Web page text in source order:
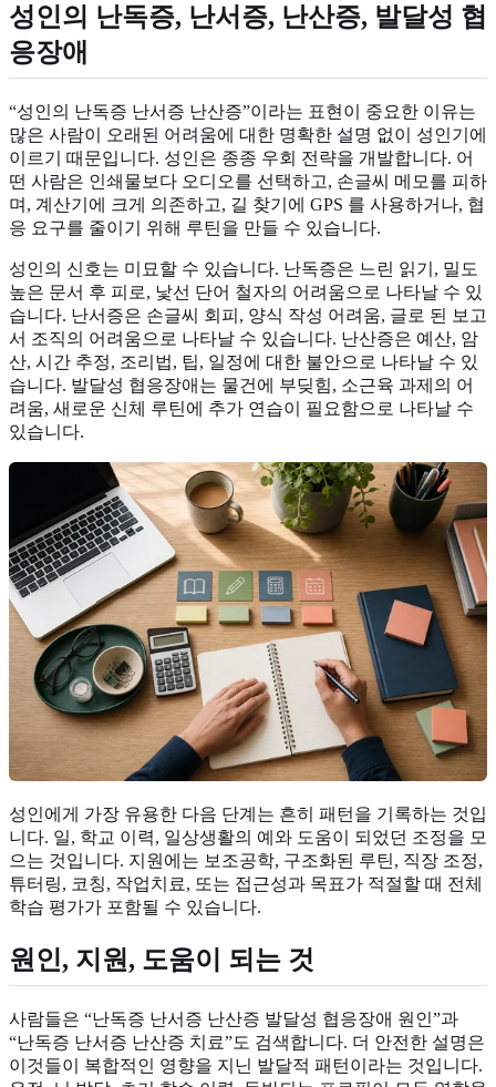
성인의 난독증, 난서증, 난산증, 발달성 협
응장애
“성인의 난독증 난서증 난산증”이라는 표현이 중요한 이유는
많은 사람이 오래된 어려움에 대한 명확한 설명 없이 성인기에
이르기 때문입니다. 성인은 종종 우회 전략을 개발합니다. 어
떤 사람은 인쇄물보다 오디오를 선택하고, 손글씨 메모를 피하
며, 계산기에 크게 의존하고, 길 찾기에 GPS 를 사용하거나, 협
응 요구를 줄이기 위해 루틴을 만들 수 있습니다.
성인의 신호는 미묘할 수 있습니다. 난독증은 느린 읽기, 밀도
높은 문서 후 피로, 낯선 단어 철자의 어려움으로 나타날 수 있
습니다. 난서증은 손글씨 회피, 양식 작성 어려움, 글로 된 보고
서 조직의 어려움으로 나타날 수 있습니다. 난산증은 예산, 암
산, 시간 추정, 조리법, 팁, 일정에 대한 불안으로 나타날 수 있
습니다. 발달성 협응장애는 물건에 부딪힘, 소근육 과제의 어
려움, 새로운 신체 루틴에 추가 연습이 필요함으로 나타날 수
있습니다.
성인에게 가장 유용한 다음 단계는 흔히 패턴을 기록하는 것입
니다. 일, 학교 이력, 일상생활의 예와 도움이 되었던 조정을 모
으는 것입니다. 지원에는 보조공학, 구조화된 루틴, 직장 조정,
튜터링, 코칭, 작업치료, 또는 접근성과 목표가 적절할 때 전체
학습 평가가 포함될 수 있습니다.
원인, 지원, 도움이 되는 것
사람들은 “난독증 난서증 난산증 발달성 협응장애 원인”과
“난독증 난서증 난산증 치료”도 검색합니다. 더 안전한 설명은
이것들이 복합적인 영향을 지닌 발달적 패턴이라는 것입니다.